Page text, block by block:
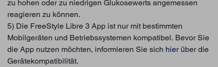
zu hohen oder zu niedrigen Glukosewerts angemessen
reagieren zu können.
5) Die FreeStyle Libre 3 App ist nur mit bestimmten
Mobilgeräten und Betriebssystemen kompatibel. Bevor Sie
die App nutzen möchten, informieren Sie sich hierüber die
Gerätekompatibilität.